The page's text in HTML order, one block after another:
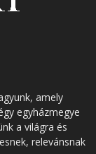
amely
egyházmegye
a világra és
relevánsnak